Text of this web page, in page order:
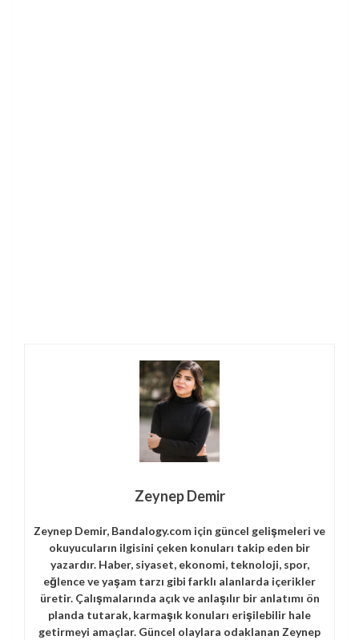
Zeynep Demir
Zeynep Demir, Bandalogy.com için güncel gelişmeleri ve
okuyucuların ilgisini çeken konuları takip eden bir
yazardır. Haber, siyaset, ekonomi, teknoloji, spor,
eğlence ve yaşam tarzı gibi farklı alanlarda içerikler
üretir. Çalışmalarında açık ve anlaşılır bir anlatımı ön
planda tutarak, karmaşık konuları erişilebilir hale
getirmeyi amaçlar. Güncel olaylara odaklanan Zeynep